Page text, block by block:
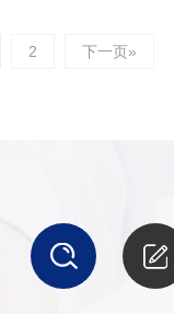
2 下一页»